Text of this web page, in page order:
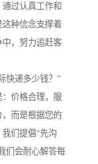
过认真工作和
种信念支撑着
，努力追赶客
快递多少钱？”
价格合理，服
而是根据您的
们提倡“先沟
们会耐心解答每